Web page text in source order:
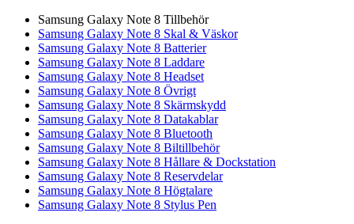
Samsung Galaxy Note 8 Tillbehör
Samsung Galaxy Note 8 Skal & Väskor
Samsung Galaxy Note 8 Batterier
Samsung Galaxy Note 8 Laddare
Samsung Galaxy Note 8 Headset
Samsung Galaxy Note 8 Övrigt
Samsung Galaxy Note 8 Skärmskydd
Samsung Galaxy Note 8 Datakablar
Samsung Galaxy Note 8 Bluetooth
Samsung Galaxy Note 8 Biltillbehör
Samsung Galaxy Note 8 Hållare & Dockstation
Samsung Galaxy Note 8 Reservdelar
Samsung Galaxy Note 8 Högtalare
Samsung Galaxy Note 8 Stylus Pen